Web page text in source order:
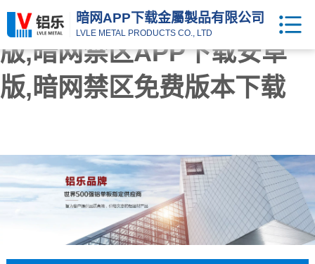
暗网APP下载,暗网TV官方
版,暗网禁区APP下载安卓
版,暗网禁区免费版本下载
暗网APP下载金屬製品有限公司
LVLE METAL PRODUCTS CO., LTD